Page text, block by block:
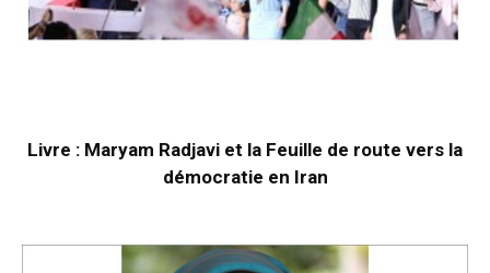
Livre : Maryam Radjavi et la Feuille de route vers la
démocratie en Iran